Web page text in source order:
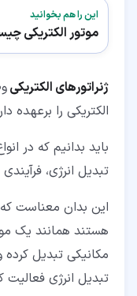
این را هم بخوانید
موتور الکتریکی چیست؟ (8 بخش
ژنراتورهای الکتریکی
الکتریکی را برعهده
باید بدانیم که در
تبدیل انرژی،
این بدان معناست
هستند همانند یک
مکانیکی تبدیل
تبدیل انرژی فعالیت